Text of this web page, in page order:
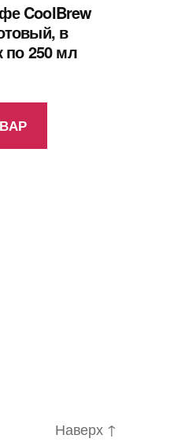
CoolBrew
в
по 250 мл
Наверх ↑